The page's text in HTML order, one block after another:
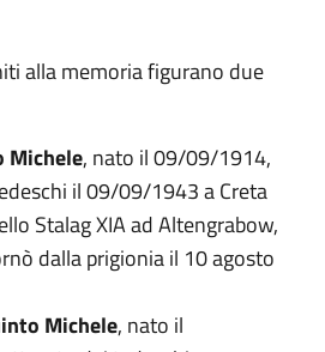
alla memoria figurano due
Michele, nato il 09/09/1914,
il 09/09/1943 a Creta
Stalag XIA ad Altengrabow,
dalla prigionia il 10 agosto
Michele, nato il